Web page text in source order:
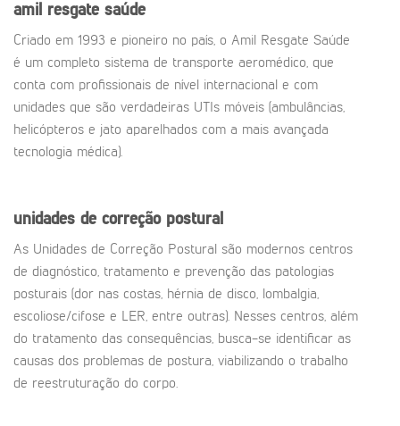
amil resgate saúde
Criado em 1993 e pioneiro no país, o Amil Resgate Saúde
é um completo sistema de transporte aeromédico, que
conta com profissionais de nível internacional e com
unidades que são verdadeiras UTIs móveis (ambulâncias,
helicópteros e jato aparelhados com a mais avançada
tecnologia médica).
unidades de correção postural
As Unidades de Correção Postural são modernos centros
de diagnóstico, tratamento e prevenção das patologias
posturais (dor nas costas, hérnia de disco, lombalgia,
escoliose/cifose e LER, entre outras). Nesses centros, além
do tratamento das consequências, busca-se identificar as
causas dos problemas de postura, viabilizando o trabalho
de reestruturação do corpo.